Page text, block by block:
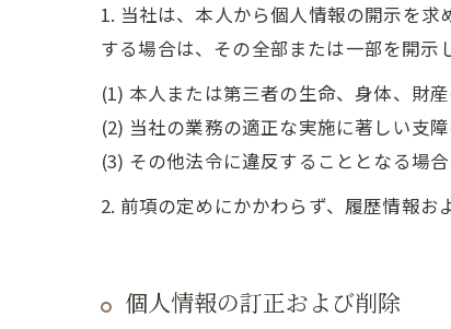
1. 当社は、本人から個人情報の開示を
する場合は、その全部または一部を開示
(1) 本人または第三者の生命、身体、財
(2) 当社の業務の適正な実施に著しい支
(3) その他法令に違反することとなる場合
2. 前項の定めにかかわらず、履歴情報お
個人情報の訂正および削除